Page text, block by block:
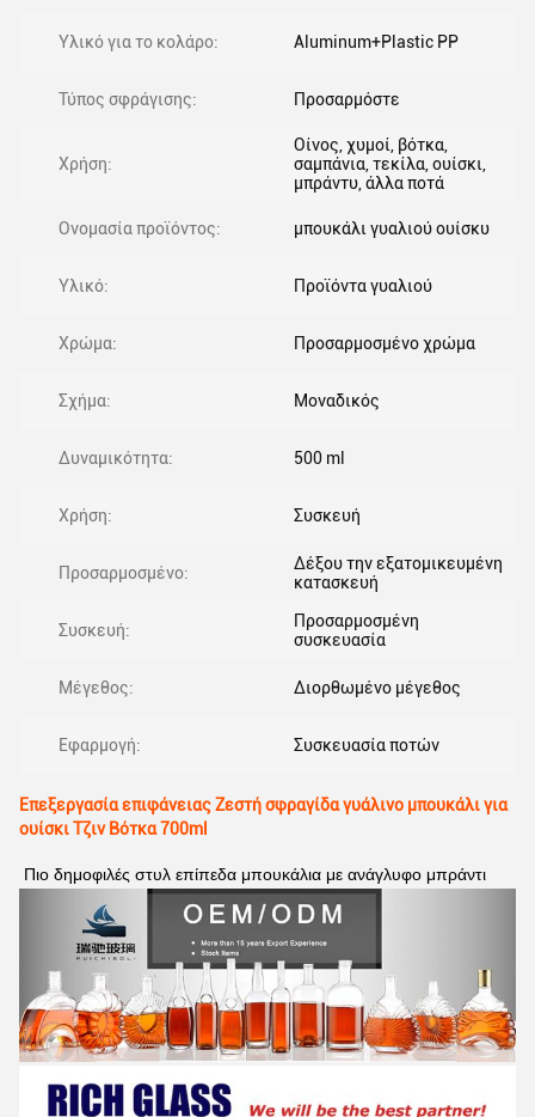
Υλικό για το κολάρο: Aluminum+Plastic PP
Τύπος σφράγισης: Προσαρμόστε
Χρήση:
Οίνος, χυμοί, βότκα,
σαμπάνια, τεκίλα, ουίσκι,
μπράντυ, άλλα ποτά
Ονομασία προϊόντος: μπουκάλι γυαλιού ουίσκυ
Υλικό: Προϊόντα γυαλιού
Χρώμα: Προσαρμοσμένο χρώμα
Σχήμα: Μοναδικός
Δυναμικότητα: 500 ml
Χρήση: Συσκευή
Προσαρμοσμένο:
Δέξου την εξατομικευμένη
κατασκευή
Συσκευή:
Προσαρμοσμένη
συσκευασία
Μέγεθος: Διορθωμένο μέγεθος
Εφαρμογή: Συσκευασία ποτών
Επεξεργασία επιφάνειας Ζεστή σφραγίδα γυάλινο μπουκάλι για
ουίσκι Τζιν Βότκα 700ml
Πιο δημοφιλές στυλ επίπεδα μπουκάλια με ανάγλυφο μπράντι